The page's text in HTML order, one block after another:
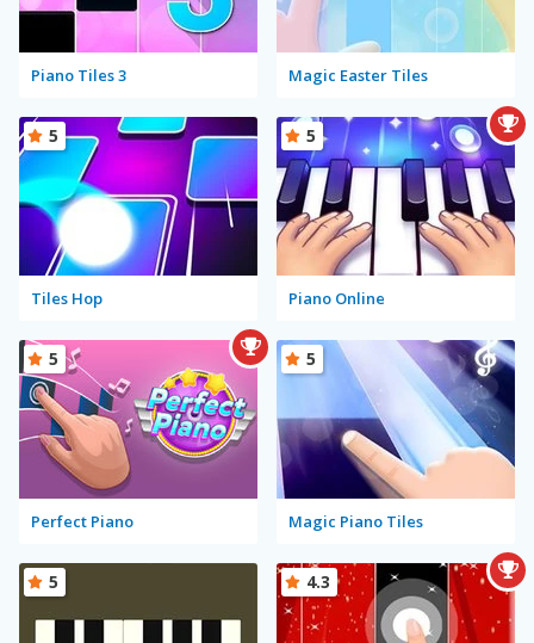
Piano Tiles 3 Magic Easter Tiles
Tiles Hop
5
Piano Online
5
Perfect Piano
5
Magic Piano Tiles
5
5 4.3